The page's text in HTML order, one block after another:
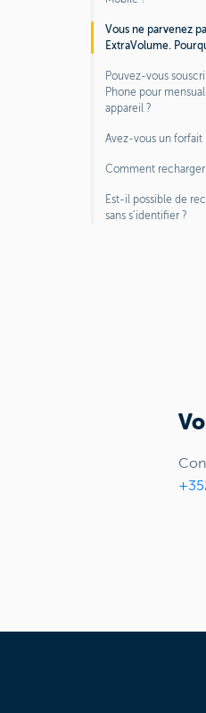
Vous ne parvenez
ExtraVolume.
Pouvez-vous
Phone pour
appareil ?
Avez-vous un forfait
Comment recharger
Est-il possible de
sans s’identifier ?